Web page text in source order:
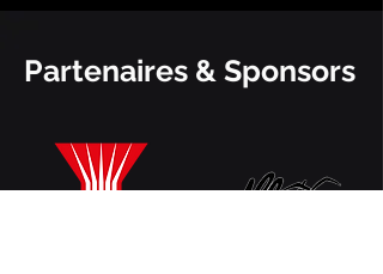
Partenaires & Sponsors